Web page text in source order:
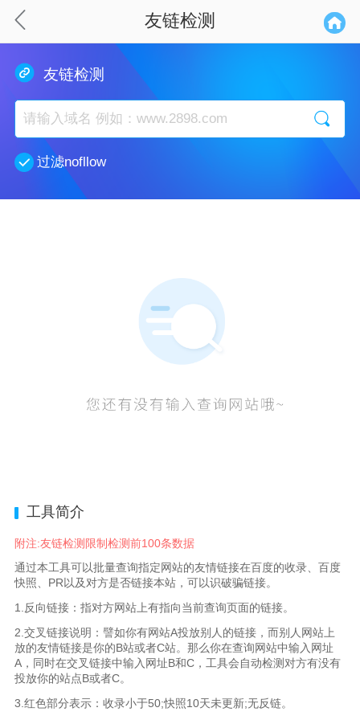
友链检测
友链检测
过滤nofllow
工具简介
附注:友链检测限制检测前100条数据
通过本工具可以批量查询指定网站的友情链接在百度的收录、百度
快照、PR以及对方是否链接本站，可以识破骗链接。
1.反向链接：指对方网站上有指向当前查询页面的链接。
2.交叉链接说明：譬如你有网站A投放别人的链接，而别人网站上
放的友情链接是你的B站或者C站。那么你在查询网站中输入网址
A，同时在交叉链接中输入网址B和C，工具会自动检测对方有没有
投放你的站点B或者C。
3.红色部分表示：收录小于50;快照10天未更新;无反链。